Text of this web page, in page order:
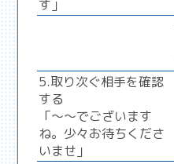
す」
5.取り次ぐ相手を確認
する
「～～でございます
ね。少々お待ちくださ
いませ」